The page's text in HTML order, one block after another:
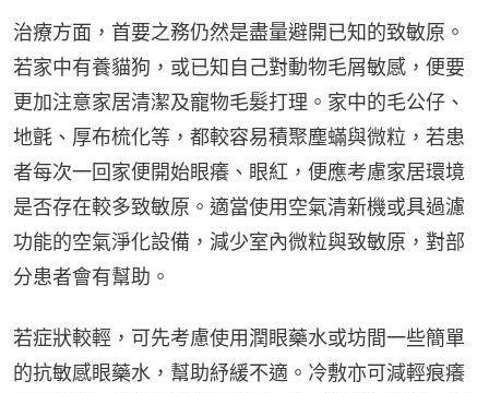
治療方面，首要之務仍然是盡量避開已知的致敏原。
若家中有養貓狗，或已知自己對動物毛屑敏感，便要
更加注意家居清潔及寵物毛髮打理。家中的毛公仔、
地氈、厚布梳化等，都較容易積聚塵蟎與微粒，若患
者每次一回家便開始眼癢、眼紅，便應考慮家居環境
是否存在較多致敏原。適當使用空氣清新機或具過濾
功能的空氣淨化設備，減少室內微粒與致敏原，對部
分患者會有幫助。
若症狀較輕，可先考慮使用潤眼藥水或坊間一些簡單
的抗敏感眼藥水，幫助紓緩不適。冷敷亦可減輕痕癢